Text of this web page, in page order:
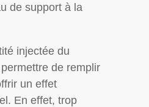
de support à la
injectée du
de remplir
un effet
En effet, trop